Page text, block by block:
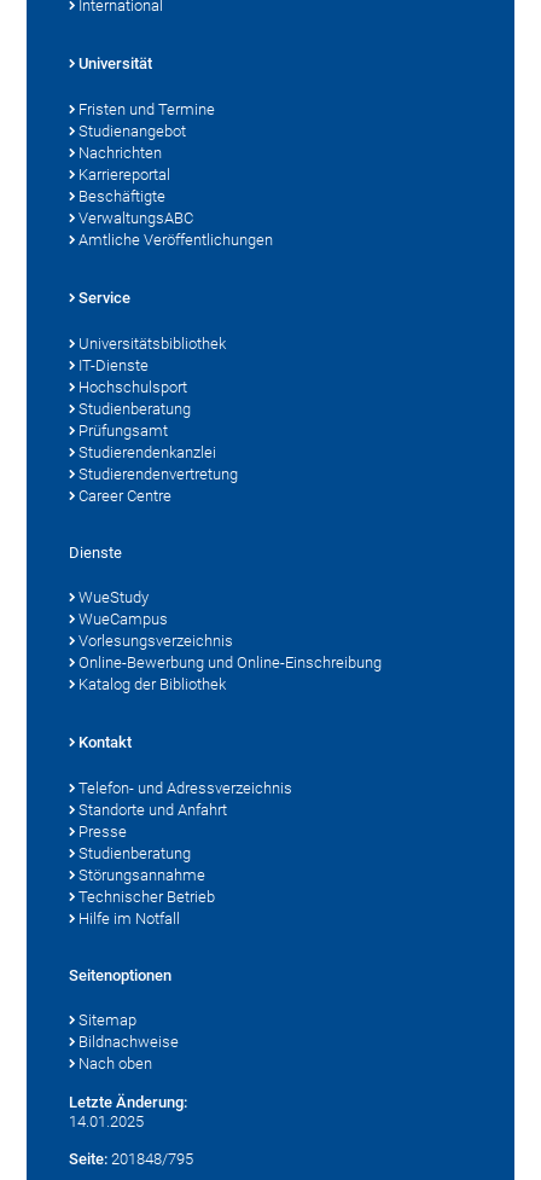
International
Universität
Fristen und Termine
Studienangebot
Nachrichten
Karriereportal
Beschäftigte
VerwaltungsABC
Amtliche Veröffentlichungen
Service
Universitätsbibliothek
IT-Dienste
Hochschulsport
Studienberatung
Prüfungsamt
Studierendenkanzlei
Studierendenvertretung
Career Centre
Dienste
WueStudy
WueCampus
Vorlesungsverzeichnis
Online-Bewerbung und Online-Einschreibung
Katalog der Bibliothek
Kontakt
Telefon- und Adressverzeichnis
Standorte und Anfahrt
Presse
Studienberatung
Störungsannahme
Technischer Betrieb
Hilfe im Notfall
Seitenoptionen
Sitemap
Bildnachweise
Nach oben
Letzte Änderung:
14.01.2025
Seite: 201848/795